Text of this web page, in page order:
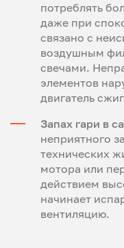
потреблять
даже при
связано с
воздушным
свечами.
элементов
двигатель
Запах гари в
неприятного
технических
мотора или
действием
начинает
вентиляцию.